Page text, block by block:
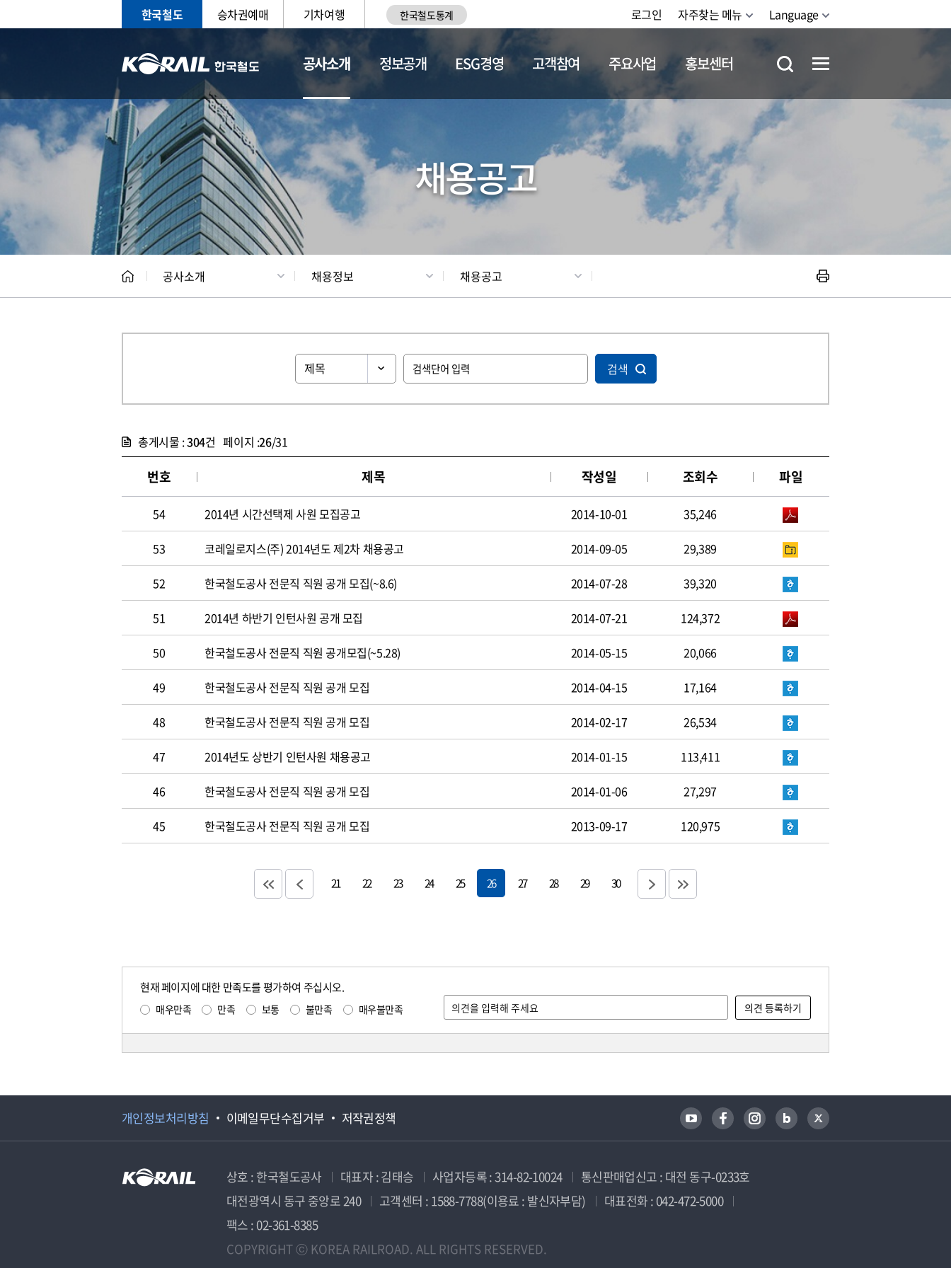
한국철도 승차권예매 기차여행 한국철도통계 로그인 자주찾는 메뉴 Language
공사소개
CEO 일반현황 채용정보
정보공개 ESG경영 고객참여 주요사업 홍보센터
채용공고
공사소개 채용정보 채용공고
검색
총게시물 :304건 페이지 :26/31
번호 제목 작성일 조회수 파일
54 2014년 시간선택제 사원 모집공고 2014-10-01 35,246
53 코레일로지스(주) 2014년도 제2차 채용공고 2014-09-05 29,389
52 한국철도공사 전문직 직원 공개 모집(~8.6) 2014-07-28 39,320
51 2014년 하반기 인턴사원 공개 모집 2014-07-21 124,372
50 한국철도공사 전문직 직원 공개모집(~5.28) 2014-05-15 20,066
49 한국철도공사 전문직 직원 공개 모집 2014-04-15 17,164
48 한국철도공사 전문직 직원 공개 모집 2014-02-17 26,534
47 2014년도 상반기 인턴사원 채용공고 2014-01-15 113,411
46 한국철도공사 전문직 직원 공개 모집 2014-01-06 27,297
45 한국철도공사 전문직 직원 공개 모집 2013-09-17 120,975
21 22 23 24 25 26 27 28 29 30
현재 페이지에 대한 만족도를 평가하여 주십시오.
매우만족 만족 보통 불만족 매우불만족
개인정보처리방침 이메일무단수집거부 저작권정책
상호 : 한국철도공사 대표자 : 김태승 사업자등록 : 314-82-10024
통신판매업신고 : 대전 동구-0233호
대전광역시 동구 중앙로 240
고객센터 : 1588-7788(이용료 : 발신자부담)
대표전화 : 042-472-5000
팩스 : 02-361-8385
COPYRIGHT ⓒ KOREA RAILROAD. ALL RIGHTS RESERVED.